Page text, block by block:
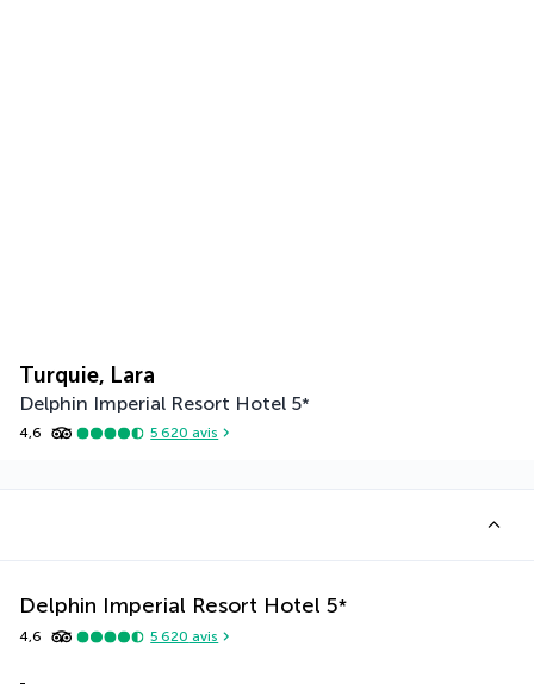
Turquie, Lara
Delphin Imperial Resort Hotel 5*
4,6 5 620 avis
Delphin Imperial Resort Hotel 5*
4,6 5 620 avis